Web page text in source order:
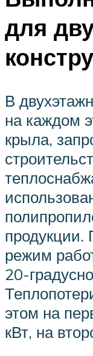
для
В
на каждом
крыла,
режим
20-
этом на
кВт, на